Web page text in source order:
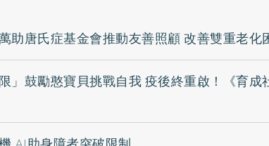
助唐氏症基金會推動友善照顧 改善雙重老化
」鼓勵憨寶貝挑戰自我 疫後終重啟！《育